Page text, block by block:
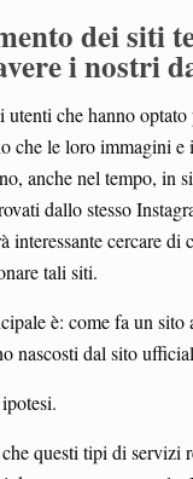
dei siti
i nostri
utenti che hanno
che le loro immagini e
anche nel tempo, in
dallo stesso
interessante cercare di
tali siti.
è: come fa un sito
nascosti dal sito
questi tipi di servizi